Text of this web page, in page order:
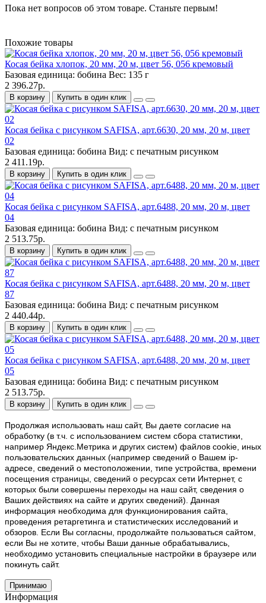
Пока нет вопросов об этом товаре. Станьте первым!
Похожие товары
Косая бейка хлопок, 20 мм, 20 м, цвет 56, 056 кремовый
Базовая единица: бобина Вес: 135 г
2 396.27р.
В корзину Купить в один клик
Косая бейка с рисунком SAFISA, арт.6630, 20 мм, 20 м, цвет
02
Базовая единица: бобина Вид: с печатным рисунком
2 411.19р.
В корзину Купить в один клик
Косая бейка с рисунком SAFISA, арт.6488, 20 мм, 20 м, цвет
04
Базовая единица: бобина Вид: с печатным рисунком
2 513.75р.
В корзину Купить в один клик
Косая бейка с рисунком SAFISA, арт.6488, 20 мм, 20 м, цвет
87
Базовая единица: бобина Вид: с печатным рисунком
2 440.44р.
В корзину Купить в один клик
Косая бейка с рисунком SAFISA, арт.6488, 20 мм, 20 м, цвет
05
Базовая единица: бобина Вид: с печатным рисунком
2 513.75р.
В корзину Купить в один клик
Продолжая использовать наш cайт, Вы даете согласие на
обработку (в т.ч. с использованием систем сбора статистики,
например Яндекс.Метрика и других систем) файлов cookie, иных
пользовательских данных (например сведений о Вашем ip-
адресе, сведений о местоположении, типе устройства, времени
посещения страницы, сведений о ресурсах сети Интернет, с
которых были совершены переходы на наш сайт, сведения о
Ваших действиях на сайте и других сведений). Данная
информация необходима для функционирования сайта,
проведения ретаргетинга и статистических исследований и
обзоров. Если Вы согласны, продолжайте пользоваться сайтом,
если Вы не хотите, чтобы Ваши данные обрабатывались,
необходимо установить специальные настройки в браузере или
покинуть сайт.
Принимаю
Информация